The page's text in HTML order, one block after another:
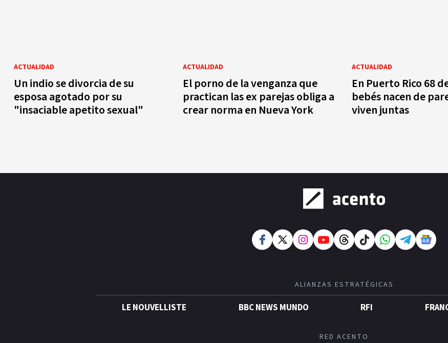
ACTUALIDAD
Un indio se divorcia de su
esposa agotado por su
"insaciable apetito sexual"
ACTUALIDAD
El porno de la venganza que
practican las ex parejas obliga a
crear norma en Nueva York
ACTUALIDAD
En Puerto Rico 68
bebés nacen de
viven juntas
ALIANZAS ESTRATÉGICAS
LE NOUVELLISTE BBC NEWS MUNDO RFI
RED ACENTO